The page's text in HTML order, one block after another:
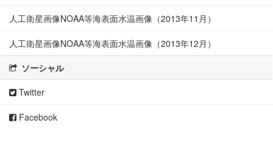
人工衛星画像NOAA等海表面水温画像（2013年11月）
人工衛星画像NOAA等海表面水温画像（2013年12月）
ソーシャル
Twitter
Facebook